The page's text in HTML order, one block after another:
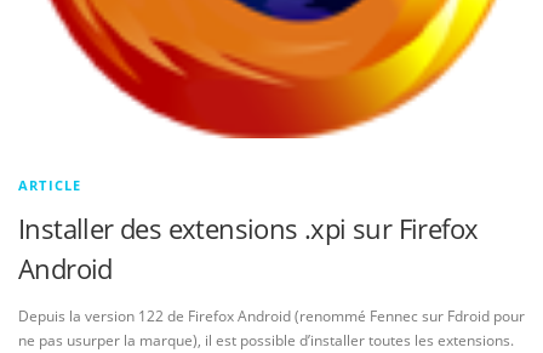
ARTICLE
Installer des extensions .xpi sur Firefox
Android
Depuis la version 122 de Firefox Android (renommé Fennec sur Fdroid pour
ne pas usurper la marque), il est possible d’installer toutes les extensions.